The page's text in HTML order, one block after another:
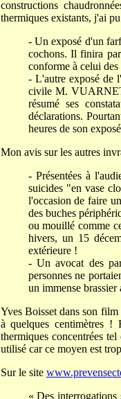
constructions
thermiques existants, j'ai
- Un exposé d'un
cochons. Il finira
conforme à celui
- L'autre exposé de
civile M. VUARNET
résumé ses
déclarations.
heures de son
Mon avis sur les autres
- Présentées à
suicides "en vase
l'occasion de faire
des buches
ou mouillé comme
hivers, un 15
extérieure !
- Un avocat des
personnes ne
un immense
Yves Boisset dans son film
à quelques centimètres !
thermiques concentrées
utilisé car ce moyen est
Sur le site
« Des